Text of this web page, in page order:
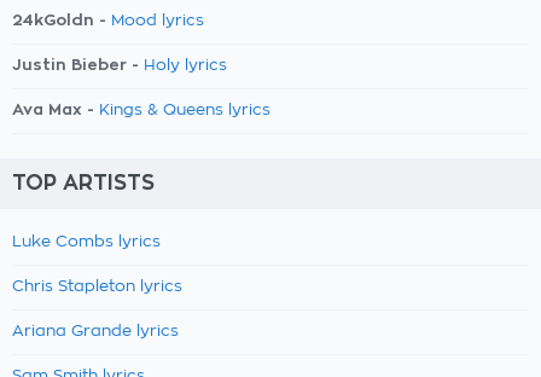
24kGoldn - Mood lyrics
Justin Bieber - Holy lyrics
Ava Max - Kings & Queens lyrics
TOP ARTISTS
Luke Combs lyrics
Chris Stapleton lyrics
Ariana Grande lyrics